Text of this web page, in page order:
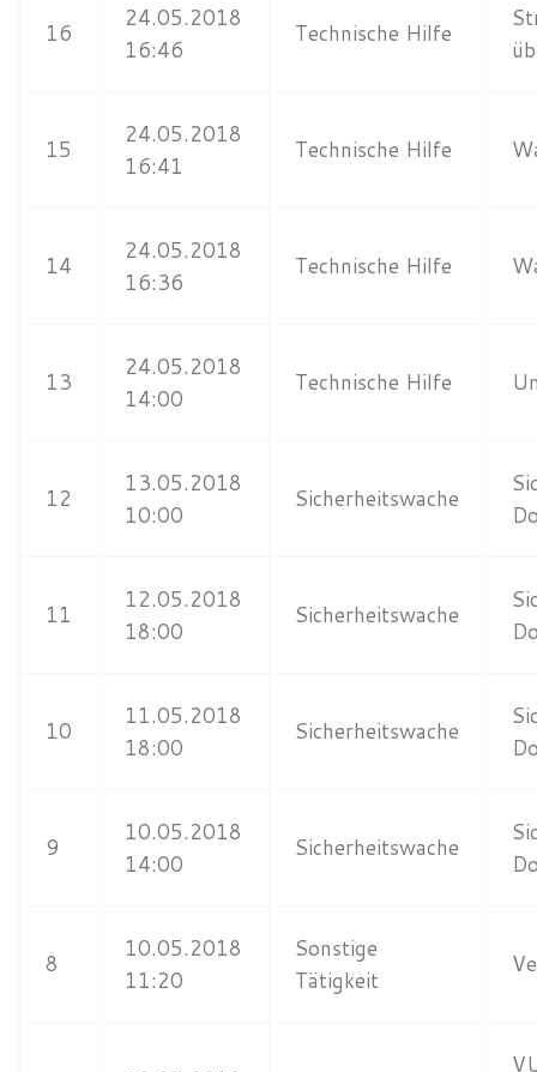
16
24.05.2018
16:46
Technische Hilfe
15
24.05.2018
16:41
Technische Hilfe
14
24.05.2018
16:36
Technische Hilfe
13
24.05.2018
14:00
Technische Hilfe
12
13.05.2018
10:00
Sicherheitswache
11
12.05.2018
18:00
Sicherheitswache
10
11.05.2018
18:00
Sicherheitswache
9
10.05.2018
14:00
Sicherheitswache
8
10.05.2018
11:20
Sonstige
Tätigkeit